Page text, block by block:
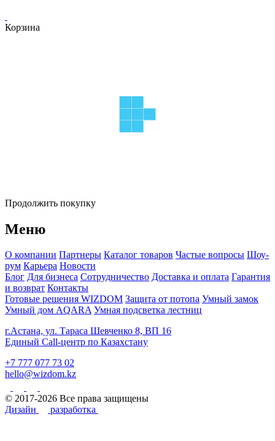
Корзина
Продолжить покупку
Меню
О компании Партнеры Каталог товаров Частые вопросы Шоу-
рум Карьера Новости
Блог Для бизнеса Сотрудничество Доставка и оплата Гарантия
и возврат Контакты
Готовые решения WIZDOM Защита от потопа Умный замок
Умный дом AQARA Умная подсветка лестниц
г.Астана, ул. Тараса Шевченко 8, ВП 16
Единый Call-центр по Казахстану
+7 777 077 73 02
hello@wizdom.kz
© 2017-2026 Все права защищены
Дизайн
разработка